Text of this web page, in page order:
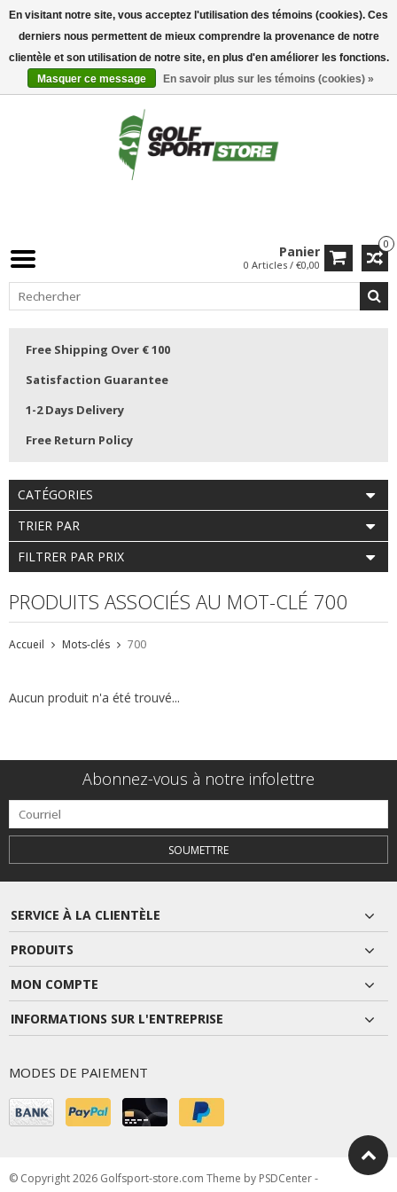
0
Panier
0 Articles / €0,00
Free Shipping Over € 100
Satisfaction Guarantee
1-2 Days Delivery
Free Return Policy
CATÉGORIES
TRIER PAR
FILTRER PAR PRIX
PRODUITS ASSOCIÉS AU MOT-CLÉ 700
Accueil Mots-clés 700
Aucun produit n'a été trouvé...
Abonnez-vous à notre infolettre
SOUMETTRE
SERVICE À LA CLIENTÈLE
PRODUITS
MON COMPTE
INFORMATIONS SUR L'ENTREPRISE
MODES DE PAIEMENT
© Copyright 2026 Golfsport-store.com Theme by PSDCenter-
En visitant notre site, vous acceptez l'utilisation des témoins (cookies). Ces
derniers nous permettent de mieux comprendre la provenance de notre
clientèle et son utilisation de notre site, en plus d'en améliorer les fonctions.
Masquer ce message
En savoir plus sur les témoins (cookies) »